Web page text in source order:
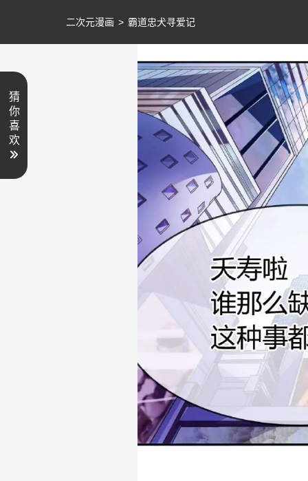
二次元漫画 > 霸道忠犬寻爱记
猜
你
喜
欢